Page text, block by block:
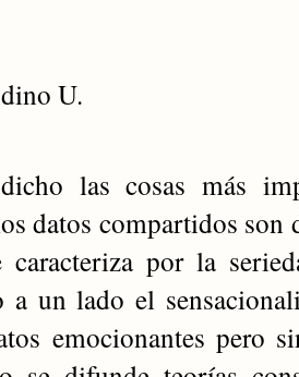
U.
las cosas más
datos compartidos
caracteriza por la
a un lado el
emocionantes pero